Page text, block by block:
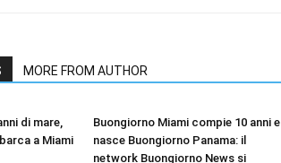
MORE FROM AUTHOR
di mare,
a Miami
Buongiorno Miami compie 10 anni e
nasce Buongiorno Panama: il
network Buongiorno News si